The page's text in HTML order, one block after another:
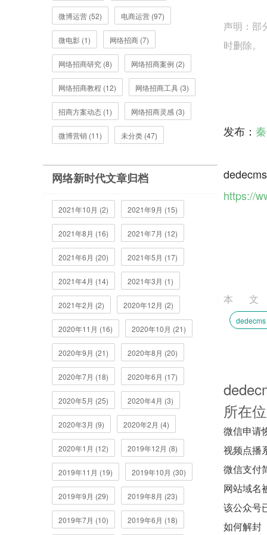
微博运营 (52) 电商运营 (97)
微电影 (1) 网络招商 (7)
网络招商研究 (8) 网络招商案例 (2)
网络招商教程 (12) 网络招商工具 (3)
招商方案动态 (1) 网络招商灵感 (3)
微博营销 (11) 未分类 (47)
网络新时代文章归档
2021年10月 (2) 2021年9月 (15)
2021年8月 (16) 2021年7月 (12)
2021年6月 (20) 2021年5月 (17)
2021年4月 (14) 2021年3月 (1)
2021年2月 (2) 2020年12月 (2)
2020年11月 (16) 2020年10月 (21)
2020年9月 (21) 2020年8月 (20)
2020年7月 (18) 2020年6月 (17)
2020年5月 (25) 2020年4月 (3)
2020年3月 (9) 2020年2月 (4)
2020年1月 (12) 2019年12月 (8)
2019年11月 (19) 2019年10月 (30)
2019年9月 (29) 2019年8月 (23)
2019年7月 (10) 2019年6月 (18)
声明：部
时删除。
发布：
https://
本
所在
微信申请
视频点播
微信支付
网站域名
该公众号
如何解封